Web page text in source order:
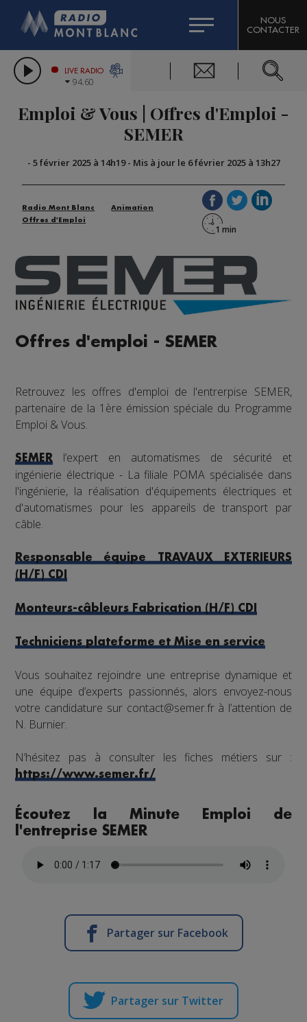
LES CHRONIQUES DE L'EXPERT
CITIZEN MACHINERY
GRAND MASSIF DOMAINES SKIABLES
BIGARD
COMPAGNIE DU MONT-BLANC
NOUS
CONTACTER
LIVE RADIO
94.60
Emploi & Vous | Offres d'Emploi -
SEMER
- 5 février 2025 à 14h19- Mis à jour le 6 février 2025 à 13h27
Radio Mont Blanc
Animation
Offres d'Emploi
Offres d'emploi - SEMER
Retrouvez les offres d'emploi de l'entrerpise SEMER,
partenaire de la 1ère émission spéciale du Programme
Emploi & Vous.
SEMER
l’expert en automatismes de sécurité et
ingénierie électrique - La filiale POMA spécialisée dans
l'ingénierie, la réalisation d'équipements électriques et
d'automatismes pour les appareils de transport par
câble.
Responsable équipe TRAVAUX EXTERIEURS
(H/F) CDI
Monteurs-câbleurs Fabrication (H/F) CDI
Techniciens plateforme et Mise en service
Vous souhaitez rejoindre une entreprise dynamique et
une équipe d’experts passionnés, alors envoyez-nous
votre candidature sur contact@semer.fr à l’attention de
N. Burnier.
N’hésitez pas à consulter les fiches métiers sur :
https://www.semer.fr/
Écoutez la Minute Emploi de
l'entreprise SEMER
Partager sur Facebook
Partager sur Twitter